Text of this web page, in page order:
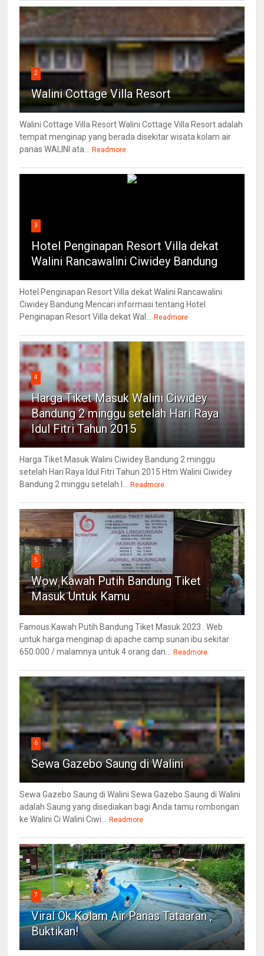
2
Walini Cottage Villa Resort
Walini Cottage Villa Resort Walini Cottage Villa Resort adalah
tempat menginap yang berada disekitar wisata kolam air
panas WALINI ata...
Readmore
3
Hotel Penginapan Resort Villa dekat
Walini Rancawalini Ciwidey Bandung
Hotel Penginapan Resort Villa dekat Walini Rancawalini
Ciwidey Bandung Mencari informasi tentang Hotel
Penginapan Resort Villa dekat Wal...
Readmore
4
Harga Tiket Masuk Walini Ciwidey
Bandung 2 minggu setelah Hari Raya
Idul Fitri Tahun 2015
Harga Tiket Masuk Walini Ciwidey Bandung 2 minggu
setelah Hari Raya Idul Fitri Tahun 2015 Htm Walini Ciwidey
Bandung 2 minggu setelah l...
Readmore
5
Wow Kawah Putih Bandung Tiket
Masuk Untuk Kamu
Famous Kawah Putih Bandung Tiket Masuk 2023 . Web
untuk harga menginap di apache camp sunan ibu sekitar
650.000 / malamnya untuk 4 orang dan...
Readmore
6
Sewa Gazebo Saung di Walini
Sewa Gazebo Saung di Walini Sewa Gazebo Saung di Walini
adalah Saung yang disediakan bagi Anda tamu rombongan
ke Walini Ci Walini Ciwi...
Readmore
7
Viral Ok Kolam Air Panas Tataaran ,
Buktikan!